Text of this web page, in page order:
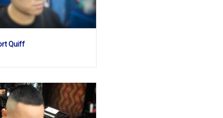
Quiff